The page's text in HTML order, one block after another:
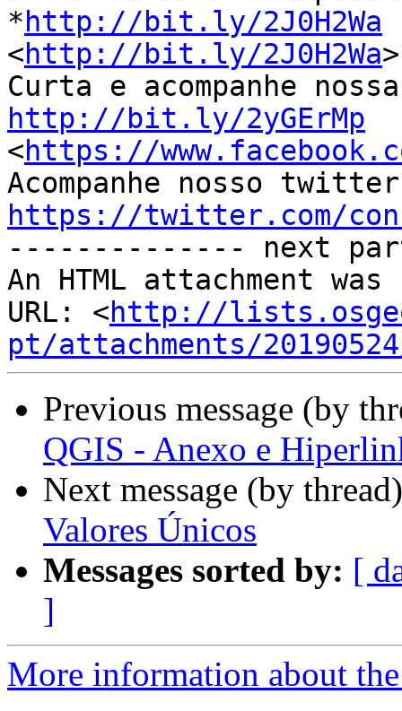
* http://bit.ly/2J0H2Wa
<http://bit.ly/2J0H2Wa
http://bit.ly/2yGErMp
<https://
https://twitter.com/
-------------- next
An HTML attachment
URL: <http://
pt/attachments/
Previous message (by
QGIS - Anexo e
Next message (by
Valores Únicos
Messages sorted by: [
]
More information about